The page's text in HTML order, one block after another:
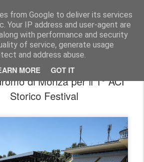
from Google to deliver its services
Your IP address and user-agent are
with performance and security
of service, generate usage
and address abuse.
MORE GOT IT
Motorsport Random News 280912
storiche e youngtimer
di Monza per il 1° ACI
Storico Festival